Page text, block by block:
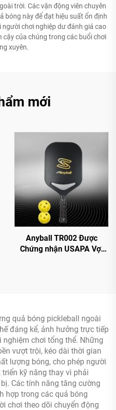
trời. Các vận động viên chuyên
bóng này để đạt hiệu suất ổn định
chơi nghiệp dư đánh giá cao
cậy của chúng trong các buổi chơi
xuyên.
mới
Anyball TR002 Được
Chứng nhận USAPA Vợt
quả bóng pickleball ngoài
đáng kể, ảnh hưởng trực tiếp
chơi tổng thể. Những
vượt trội, kéo dài thời gian
lượng bóng, cho phép người
kỹ năng thay vì phải
Các tính năng tăng cường
hợp trong các quả bóng
chơi theo dõi chuyển động